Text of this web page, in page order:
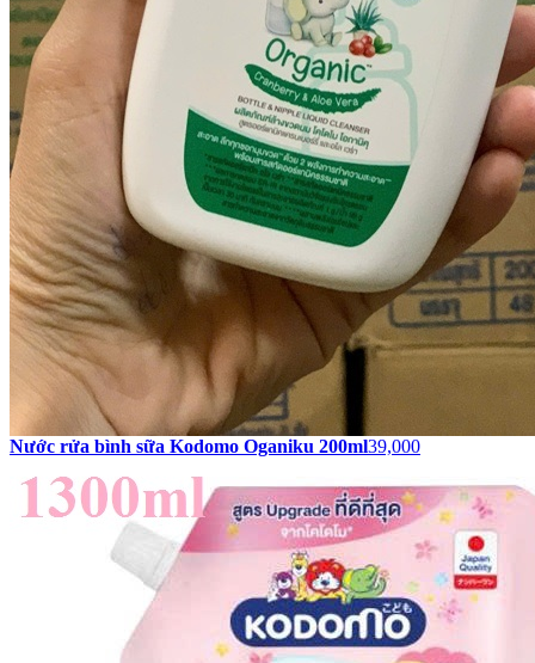
Nước rửa bình sữa Kodomo Oganiku 200ml39,000